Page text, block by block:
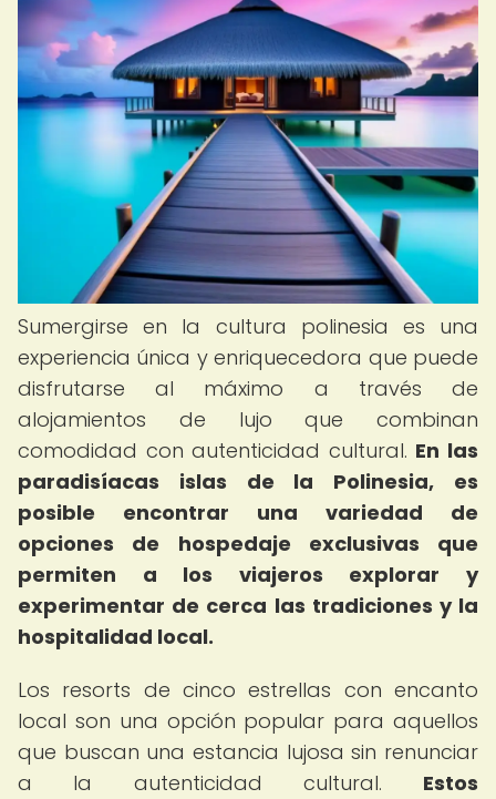
Sumergirse en la cultura polinesia es una
experiencia única y enriquecedora que puede
disfrutarse al máximo a través de
alojamientos de lujo que combinan
comodidad con autenticidad cultural. En las
paradisíacas islas de la Polinesia, es
posible encontrar una variedad de
opciones de hospedaje exclusivas que
permiten a los viajeros explorar y
experimentar de cerca las tradiciones y la
hospitalidad local.
Los resorts de cinco estrellas con encanto
local son una opción popular para aquellos
que buscan una estancia lujosa sin renunciar
a la autenticidad cultural. Estos